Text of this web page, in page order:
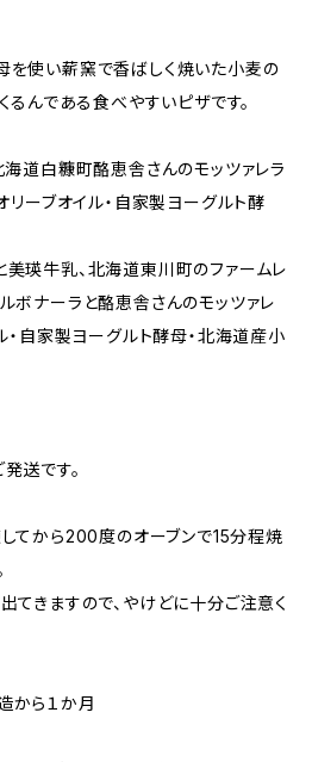
使い薪窯で香ばしく焼いた小麦の
るんである食べやすいピザです。
道白糠町酪恵舎さんのモッツァレラ
リーブオイル・自家製ヨーグルト酵
瑛牛乳、北海道東川町のファームレ
ボナーラと酪恵舎さんのモッツァレ
・自家製ヨーグルト酵母・北海道産小
送です。
てから200度のオーブンで15分程焼
てきますので、やけどに十分ご注意く
ら１か月